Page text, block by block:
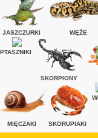
JASZCZURKI WĘŻE
PTASZNIKI
SKORPIONY
MIĘCZAKI SKORUPIAKI